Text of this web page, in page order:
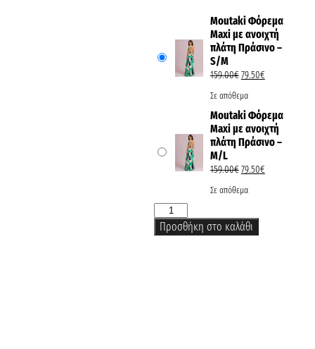
Moutaki Φόρεμα
Maxi με ανοιχτή
πλάτη Πράσινο –
S/M
159.00€79.50€
Σε απόθεμα
Moutaki Φόρεμα
Maxi με ανοιχτή
πλάτη Πράσινο –
M/L
159.00€79.50€
Σε απόθεμα
Προσθήκη στο καλάθι